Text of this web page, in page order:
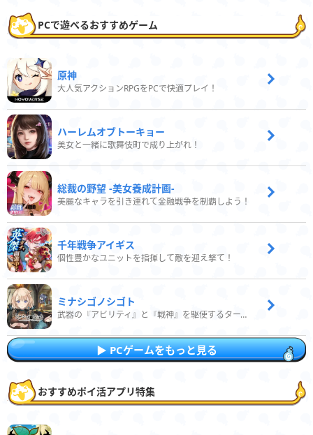
PCで遊べるおすすめゲーム
原神
大人気アクションRPGをPCで快適プレイ！
ハーレムオブトーキョー
美女と一緒に歌舞伎町で成り上がれ！
総裁の野望 -美女養成計画-
美麗なキャラを引き連れて金融戦争を制覇しよう！
千年戦争アイギス
個性豊かなユニットを指揮して敵を迎え撃て！
ミナシゴノシゴト
武器の『アビリティ』と『戦神』を駆使するターン制コマンドバトルRPG！
PCゲームをもっと見る
おすすめポイ活アプリ特集